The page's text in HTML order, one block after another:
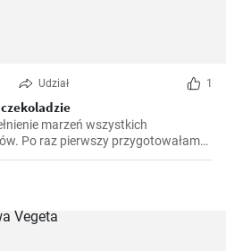
Udział 1
marzeń wszystkich
Po raz pierwszy przygotowałam
szukałam lekkiego, ale słodkiego i
czasu są one zdecydowanym
i absolutnym hitem wśród moich